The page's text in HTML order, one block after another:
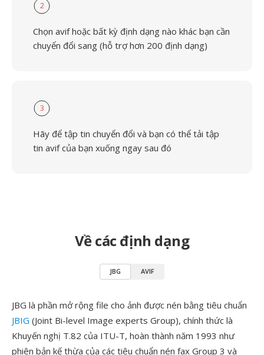
2
Chọn avif hoặc bất kỳ định dạng nào khác bạn cần
chuyển đổi sang (hỗ trợ hơn 200 định dạng)
3
Hãy để tập tin chuyển đổi và bạn có thể tải tập
tin avif của bạn xuống ngay sau đó
Về các định dạng
JBG AVIF
JBG là phần mở rộng file cho ảnh được nén bằng tiêu chuẩn
JBIG (Joint Bi-level Image experts Group), chính thức là
Khuyến nghị T.82 của ITU-T, hoàn thành năm 1993 như
phiên bản kế thừa của các tiêu chuẩn nén fax Group 3 và